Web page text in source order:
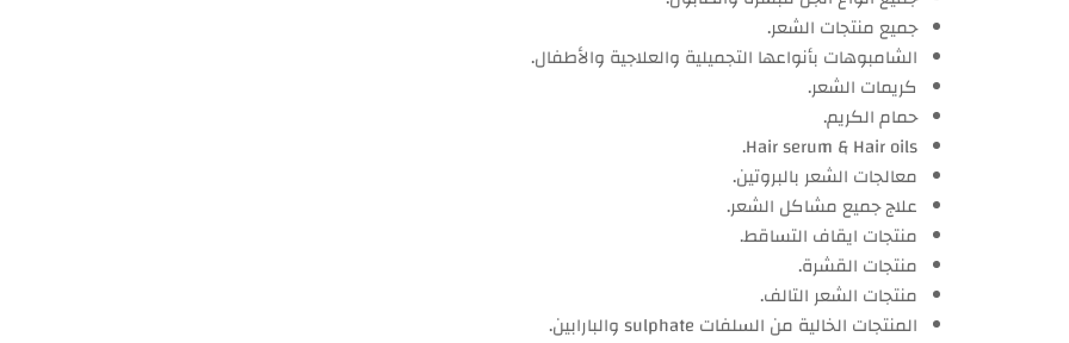
جميع منتجات الشعر.
الشامبوهات بأنواعها التجميلية والعلاجية والأطفال.
كريمات الشعر.
حمام الكريم.
Hair serum & Hair oils.
معالجات الشعر بالبروتين.
علاج جميع مشاكل الشعر.
منتجات ايقاف التساقط.
منتجات القشرة.
منتجات الشعر التالف.
المنتجات الخالية من السلفات sulphate والبارابين.